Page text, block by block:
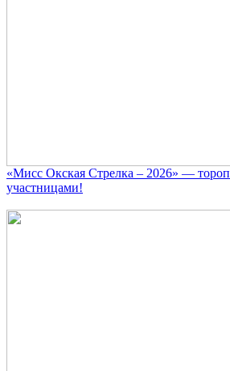
«Мисс Окская Стрелка – 2026» —
участницами!